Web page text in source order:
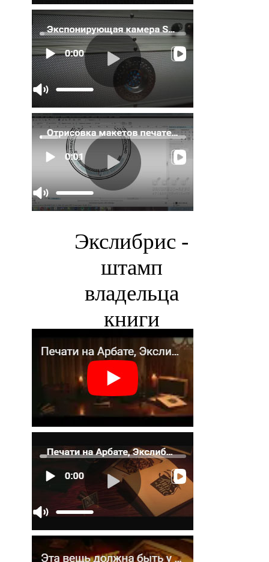
Экслибрис -
штамп
владельца
книги